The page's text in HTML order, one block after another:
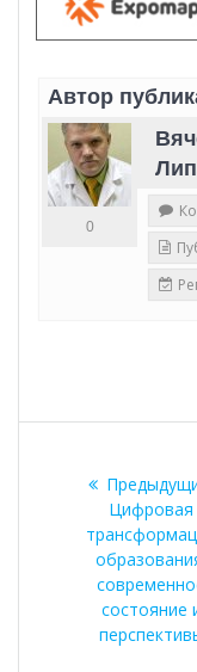
Автор
0
записям
Цифровая
состояние